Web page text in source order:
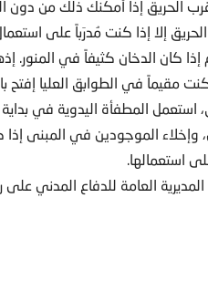
الحريق إذا أمكنك ذلك من دون
إلا إذا كنت مُدرَباً على
كان الدخان كثيفاً في المنور.
مقيماً في الطوابق العليا إفتح
استعمل المطفأة اليدوية في
وإخلاء الموجودين في المبنى
استعمالها.